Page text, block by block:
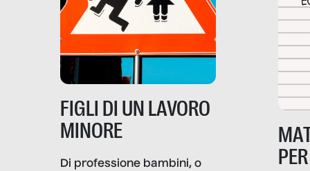
e crisi penetrino nel tessuto
più intimo delle società per
alterarne le molecole
professionali – e, attraverso
esse, il senso stesso della
FIGLI DI UN LAVORO
MINORE
Di professione bambini, o